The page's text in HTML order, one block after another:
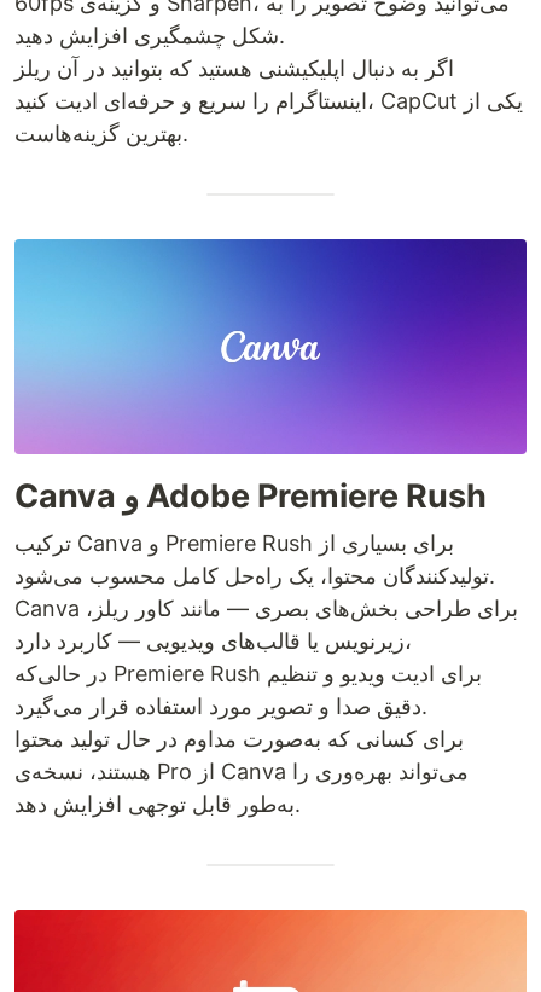
شکل چشمگیری افزایش دهید.
اگر به دنبال اپلیکیشنی هستید که بتوانید در آن ریلز
اینستاگرام را سریع و حرفه‌ای ادیت کنید، CapCut یکی از
بهترین گزینه‌هاست.
Canva و Adobe Premiere Rush
ترکیب Canva و Premiere Rush برای بسیاری از
تولیدکنندگان محتوا، یک راه‌حل کامل محسوب می‌شود.
Canva برای طراحی بخش‌های بصری — مانند کاور ریلز،
زیرنویس یا قالب‌های ویدیویی — کاربرد دارد،
در حالی‌که Premiere Rush برای ادیت ویدیو و تنظیم
دقیق صدا و تصویر مورد استفاده قرار می‌گیرد.
برای کسانی که به‌صورت مداوم در حال تولید محتوا
هستند، نسخه‌ی Pro از Canva می‌تواند بهره‌وری را
به‌طور قابل توجهی افزایش دهد.